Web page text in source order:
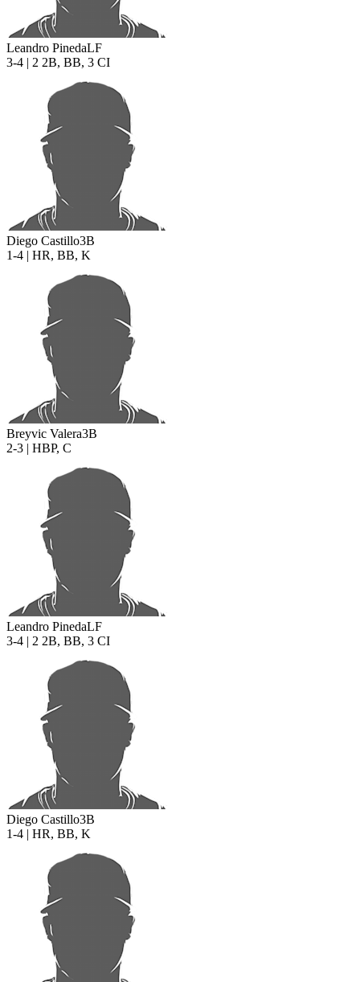
Leandro PinedaLF
3-4 | 2 2B, BB, 3 CI
Diego Castillo3B
1-4 | HR, BB, K
Breyvic Valera3B
2-3 | HBP, C
Leandro PinedaLF
3-4 | 2 2B, BB, 3 CI
Diego Castillo3B
1-4 | HR, BB, K